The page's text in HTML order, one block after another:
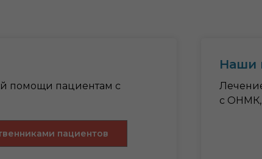
помощи пациентам с
пациентов
Наши
с ОНМК,